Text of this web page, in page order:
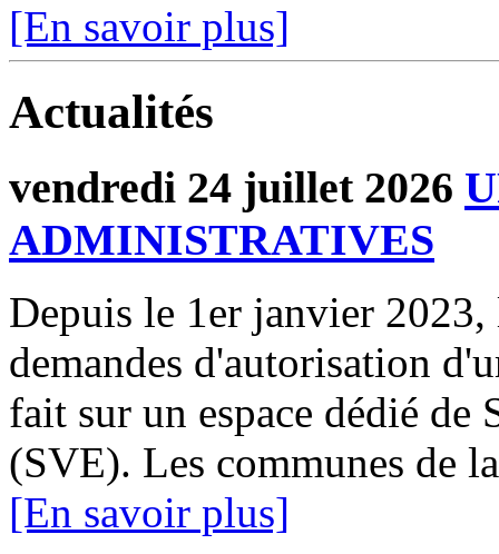
[En savoir plus]
Actualités
vendredi 24 juillet 2026
ADMINISTRATIVES
Depuis le 1er janvier
demandes d'autorisation
fait sur un espace dédié de
(SVE). Les communes de
[En savoir plus]